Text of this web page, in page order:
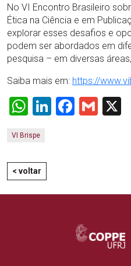
No VI Encontro Brasileiro
Ética na Ciência e em
explorar esses desafios e
podem ser abordados em
pesquisa – em diversas
Saiba mais em: https://
WhatsApp
LinkedIn
VI Brispe
< voltar